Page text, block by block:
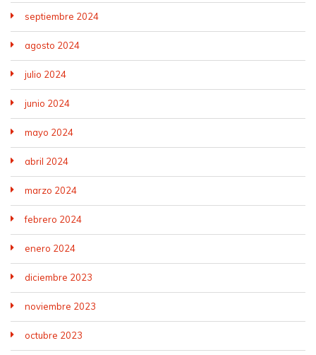
septiembre 2024
agosto 2024
julio 2024
junio 2024
mayo 2024
abril 2024
marzo 2024
febrero 2024
enero 2024
diciembre 2023
noviembre 2023
octubre 2023